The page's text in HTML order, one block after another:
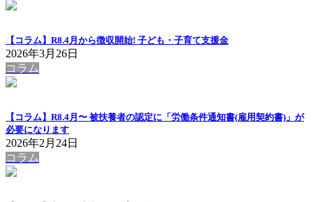
【コラム】R8.4月から徴収開始! 子ども・子育て支援金
2026年3月26日
コラム
【コラム】R8.4月〜 被扶養者の認定に「労働条件通知書(雇用契約書)」が
必要になります
2026年2月24日
コラム